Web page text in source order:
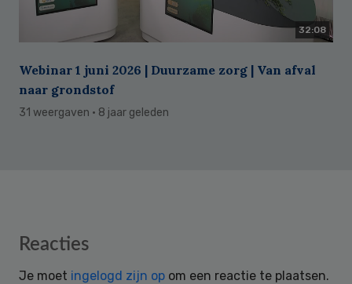
32:08
Webinar 1 juni 2026 | Duurzame zorg | Van afval
naar grondstof
31 weergaven · 8 jaar geleden
Reader
Reacties
Je moet ingelogd zijn op om een reactie te plaatsen.